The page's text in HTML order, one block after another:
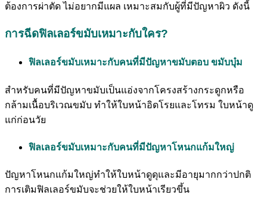
ต้องการผ่าตัด ไม่อยากมีแผล เหมาะสมกับผู้ที่มีปัญหาผิว ดังนี้
การฉีดฟิลเลอร์ขมับเหมาะกับใคร?
ฟิลเลอร์ขมับเหมาะกับคนที่มีปัญหาขมับตอบ ขมับบุ๋ม
สำหรับคนที่มีปัญหาขมับเป็นแอ่งจากโครงสร้างกระดูกหรือ
กล้ามเนื้อบริเวณขมับ ทำให้ใบหน้าอิดโรยและโทรม ใบหน้าดู
แก่ก่อนวัย
ฟิลเลอร์ขมับเหมาะกับคนที่มีปัญหาโหนกแก้มใหญ่
ปัญหาโหนกแก้มใหญ่ทำให้ใบหน้าดูดุและมีอายุมากกว่าปกติ
การเติมฟิลเลอร์ขมับจะช่วยให้ใบหน้าเรียวขึ้น